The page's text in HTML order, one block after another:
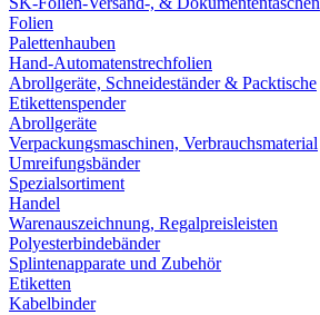
Folien
Palettenhauben
Hand-Automatenstrechfolien
Abrollgeräte, Schneideständer & Packtische
Etikettenspender
Abrollgeräte
Verpackungsmaschinen, Verbrauchsmaterial
Umreifungsbänder
Spezialsortiment
Handel
Warenauszeichnung, Regalpreisleisten
Polyesterbindebänder
Splintenapparate und Zubehör
Etiketten
Kabelbinder